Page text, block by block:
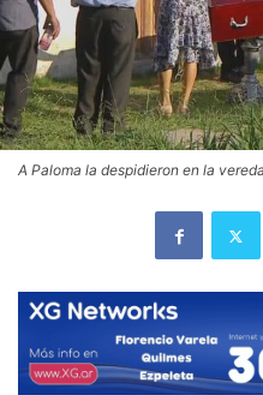
A Paloma la despidieron en la